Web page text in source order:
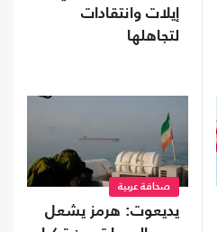
إيلات وانتقادات
لتجاهلها
صحافة عربية
يديعوت: هرمز يشعل